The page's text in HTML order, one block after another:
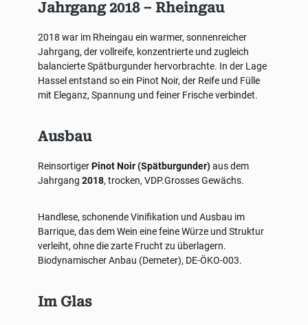
Jahrgang 2018 – Rheingau
2018 war im Rheingau ein warmer, sonnenreicher
Jahrgang, der vollreife, konzentrierte und zugleich
balancierte Spätburgunder hervorbrachte. In der Lage
Hassel entstand so ein Pinot Noir, der Reife und Fülle
mit Eleganz, Spannung und feiner Frische verbindet.
Ausbau
ReinsortigerPinot Noir (Spätburgunder)aus dem
Jahrgang 2018, trocken, VDP.Grosses Gewächs.
Handlese, schonende Vinifikation und Ausbau im
Barrique, das dem Wein eine feine Würze und Struktur
verleiht, ohne die zarte Frucht zu überlagern.
Biodynamischer Anbau (Demeter), DE-ÖKO-003.
Im Glas